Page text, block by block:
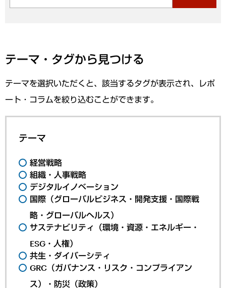
テーマ・タグから見つける
テーマを選択いただくと、該当するタグが表示され、レポ
ート・コラムを絞り込むことができます。
テーマ
経営戦略
組織・人事戦略
デジタルイノベーション
国際（グローバルビジネス・開発支援・国際戦
略・グローバルヘルス）
サステナビリティ（環境・資源・エネルギー・
ESG・人権）
共生・ダイバーシティ
GRC（ガバナンス・リスク・コンプライアン
ス）・防災（政策）